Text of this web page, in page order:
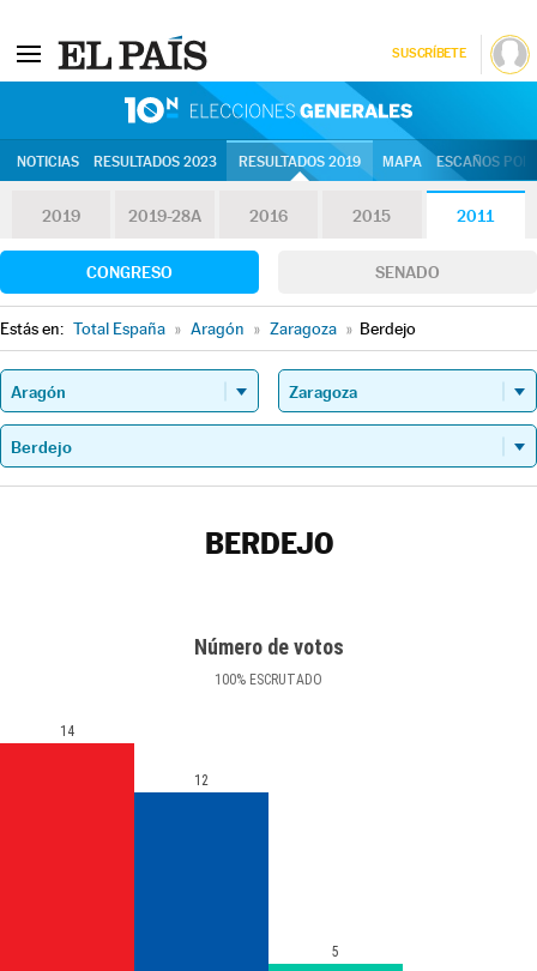
SUSCRÍBETE
NOTICIAS RESULTADOS 2023 RESULTADOS 2019 MAPA ESCAÑOS
2019 2019-28A 2016 2015 2011
CONGRESO SENADO
Estás en: Total España » Aragón » Zaragoza » Berdejo
BERDEJO
Número de votos
100% ESCRUTADO
14
12
5